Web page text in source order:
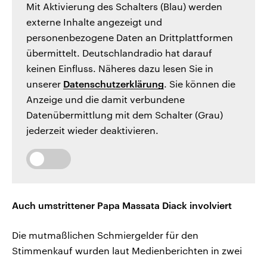
Mit Aktivierung des Schalters (Blau) werden
externe Inhalte angezeigt und
personenbezogene Daten an Drittplattformen
übermittelt. Deutschlandradio hat darauf
keinen Einfluss. Näheres dazu lesen Sie in
unserer Datenschutzerklärung. Sie können die
Anzeige und die damit verbundene
Datenübermittlung mit dem Schalter (Grau)
jederzeit wieder deaktivieren.
Auch umstrittener Papa Massata Diack involviert
Die mutmaßlichen Schmiergelder für den
Stimmenkauf wurden laut Medienberichten in zwei